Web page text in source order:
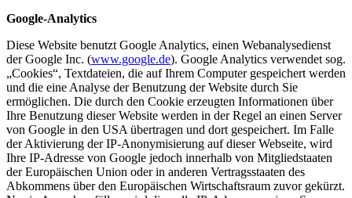
Google-Analytics
Diese Website benutzt Google Analytics, einen Webanalysedienst
der Google Inc. (www.google.de). Google Analytics verwendet sog.
„Cookies“, Textdateien, die auf Ihrem Computer gespeichert werden
und die eine Analyse der Benutzung der Website durch Sie
ermöglichen. Die durch den Cookie erzeugten Informationen über
Ihre Benutzung dieser Website werden in der Regel an einen Server
von Google in den USA übertragen und dort gespeichert. Im Falle
der Aktivierung der IP-Anonymisierung auf dieser Webseite, wird
Ihre IP-Adresse von Google jedoch innerhalb von Mitgliedstaaten
der Europäischen Union oder in anderen Vertragsstaaten des
Abkommens über den Europäischen Wirtschaftsraum zuvor gekürzt.